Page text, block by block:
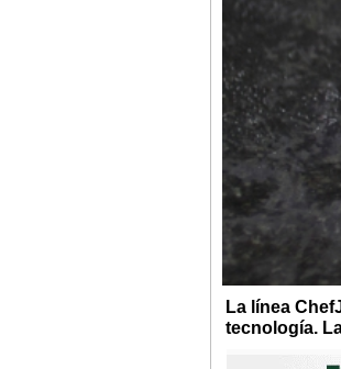
La línea
tecnología.